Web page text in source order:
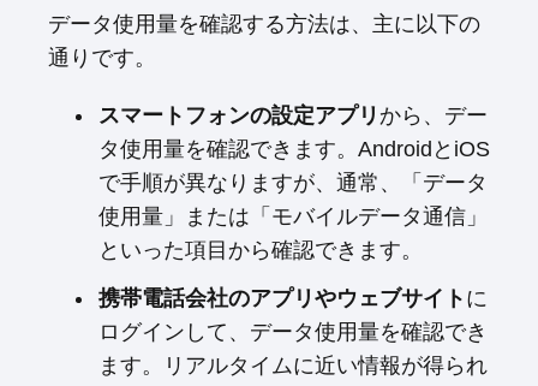
データ使用量を確認する方法は、主に以下の
通りです。
スマートフォンの設定アプリ から、デー
タ使用量を確認できます。AndroidとiOS
で手順が異なりますが、通常、「データ
使用量」または「モバイルデータ通信」
といった項目から確認できます。
携帯電話会社のアプリやウェブサイト に
ログインして、データ使用量を確認でき
ます。リアルタイムに近い情報が得られ